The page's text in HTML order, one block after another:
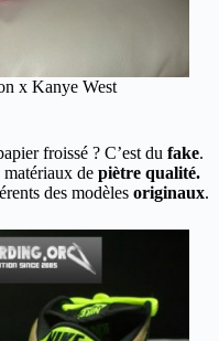
x Kanye West
froissé ? C’est du fake.
matériaux de piètre qualité.
des modèles originaux.